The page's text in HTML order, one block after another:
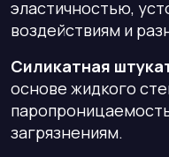
эластичностью,
воздействиям и
Силикатная
основе жидкого
загрязнениям.